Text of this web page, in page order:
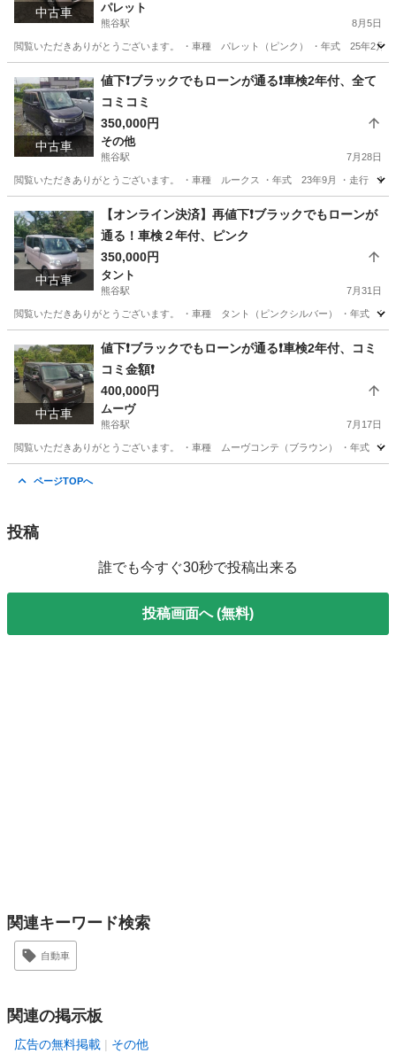
中古車 パレット
熊谷駅 8月5日
閲覧いただきありがとうございます。 ・車種 パレット（ピンク） ・年式 25
熊谷駅 パレット ドットコム
中古車
値下❗️ブラックでもローンが通る❗️車検2年付、全て
コミコミ
350,000円
その他
熊谷駅 7月28日
閲覧いただきありがとうございます。 ・車種 ルークス ・年式 23年9月 ・走行
熊谷駅 その他 ローン
中古車
【オンライン決済】再値下❗️ブラックでもローンが
通る！車検２年付、ピンク
350,000円
タント
熊谷駅 7月31日
閲覧いただきありがとうございます。 ・車種 タント（ピンクシルバー） ・
熊谷駅 タント ドットコム
中古車
値下❗️ブラックでもローンが通る❗️車検2年付、コミ
コミ金額❗️
400,000円
ムーヴ
熊谷駅 7月17日
閲覧いただきありがとうございます。 ・車種 ムーヴコンテ（ブラウン） ・
ページTOPへ
投稿
誰でも今すぐ30秒で投稿出来る
投稿画面へ (無料)
関連キーワード検索
自動車
関連の掲示板
広告の無料掲載 その他